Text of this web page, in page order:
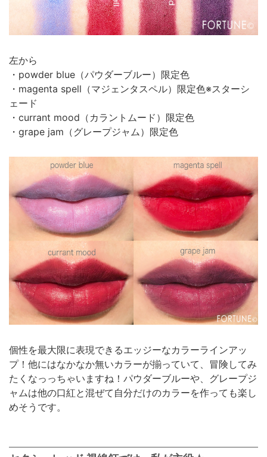
左から
・powder blue（パウダーブルー）限定色
・magenta spell（マジェンタスペル）限定色※スターシ
ェード
・currant mood（カラントムード）限定色
・grape jam（グレープジャム）限定色
個性を最大限に表現できるエッジーなカラーラインアッ
プ！他にはなかなか無いカラーが揃っていて、冒険してみ
たくなっっちゃいますね！パウダーブルーや、グレープジ
ャムは他の口紅と混ぜて自分だけのカラーを作っても楽し
めそうです。